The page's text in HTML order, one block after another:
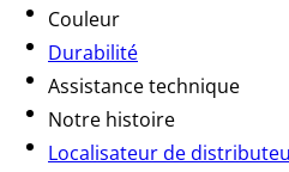
Couleur
Durabilité
Assistance technique
Notre histoire
Localisateur de